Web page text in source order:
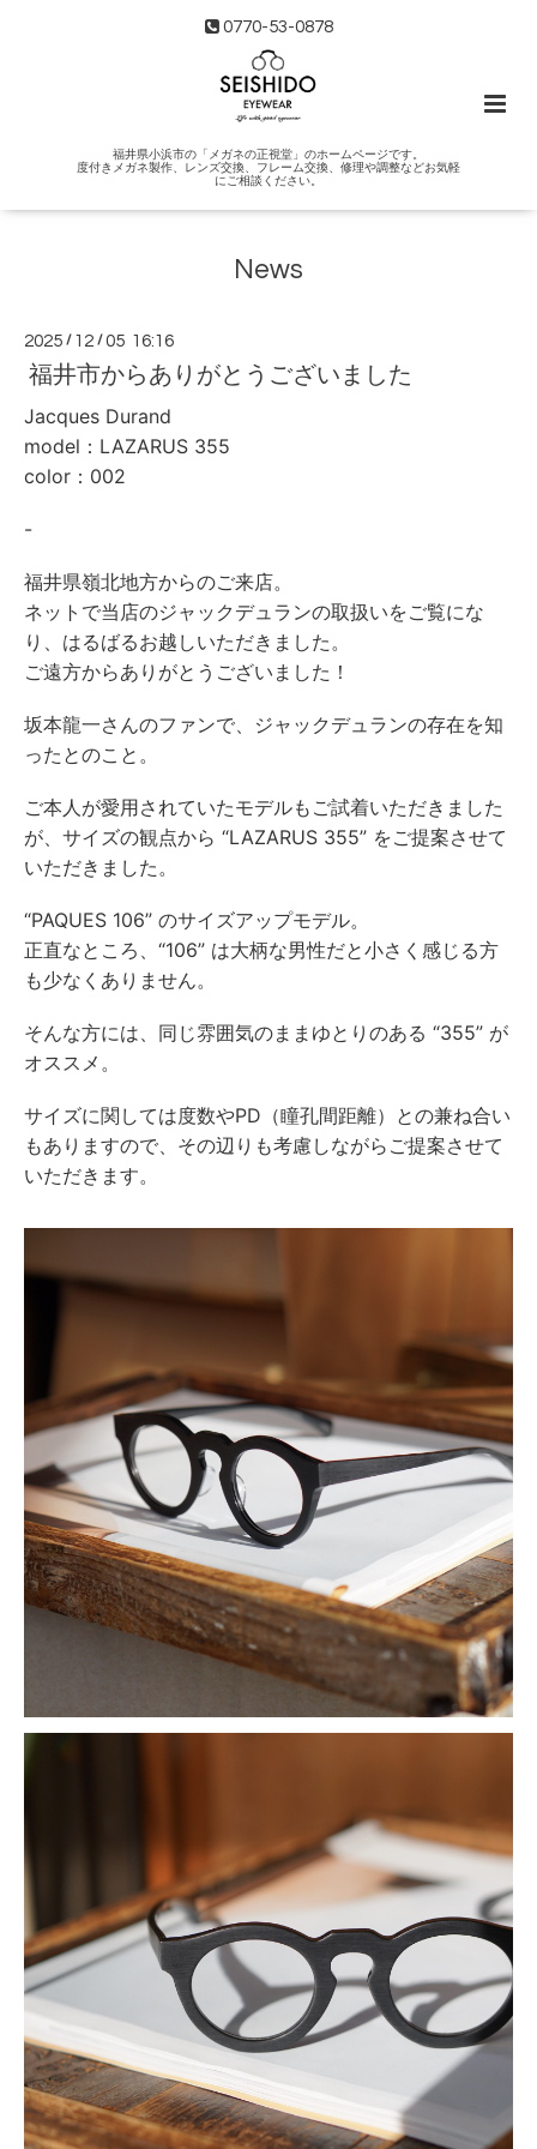
0770-53-0878
福井県小浜市の「メガネの正視堂」のホームページです。
度付きメガネ製作、レンズ交換、フレーム交換、修理や調整などお気軽
にご相談ください。
News
2025 / 12 /05 16:16
福井市からありがとうございました
Jacques Durand
model：LAZARUS 355
color：002
-
福井県嶺北地方からのご来店。
ネットで当店のジャックデュランの取扱いをご覧にな
り、はるばるお越しいただきました。
ご遠方からありがとうございました！
坂本龍一さんのファンで、ジャックデュランの存在を知
ったとのこと。
ご本人が愛用されていたモデルもご試着いただきました
が、サイズの観点から “LAZARUS 355” をご提案させて
いただきました。
“PAQUES 106” のサイズアップモデル。
正直なところ、“106” は大柄な男性だと小さく感じる方
も少なくありません。
そんな方には、同じ雰囲気のままゆとりのある “355” が
オススメ。
サイズに関しては度数やPD（瞳孔間距離）との兼ね合い
もありますので、その辺りも考慮しながらご提案させて
いただきます。